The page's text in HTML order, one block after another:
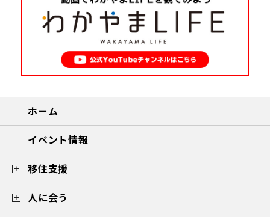
ホーム
イベント情報
移住支援
人に会う